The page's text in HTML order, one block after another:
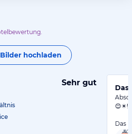
Bilder hochladen
Sehr gut
Das
😊☀️!
Das